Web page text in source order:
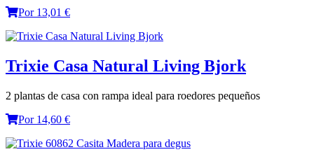
Por 13,01 €
Trixie Casa Natural Living Bjork
2 plantas de casa con rampa ideal para roedores pequeños
Por 14,60 €